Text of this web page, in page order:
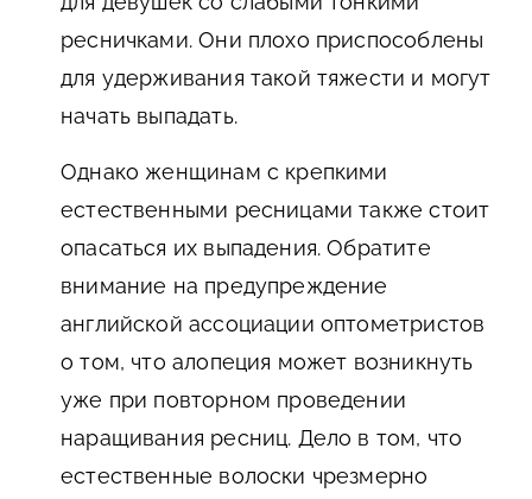
ресничками. Они плохо приспособлены
для удерживания такой тяжести и могут
начать выпадать.
Однако женщинам с крепкими
естественными ресницами также стоит
опасаться их выпадения. Обратите
внимание на предупреждение
английской ассоциации оптометристов
о том, что алопеция может возникнуть
уже при повторном проведении
наращивания ресниц. Дело в том, что
естественные волоски чрезмерно